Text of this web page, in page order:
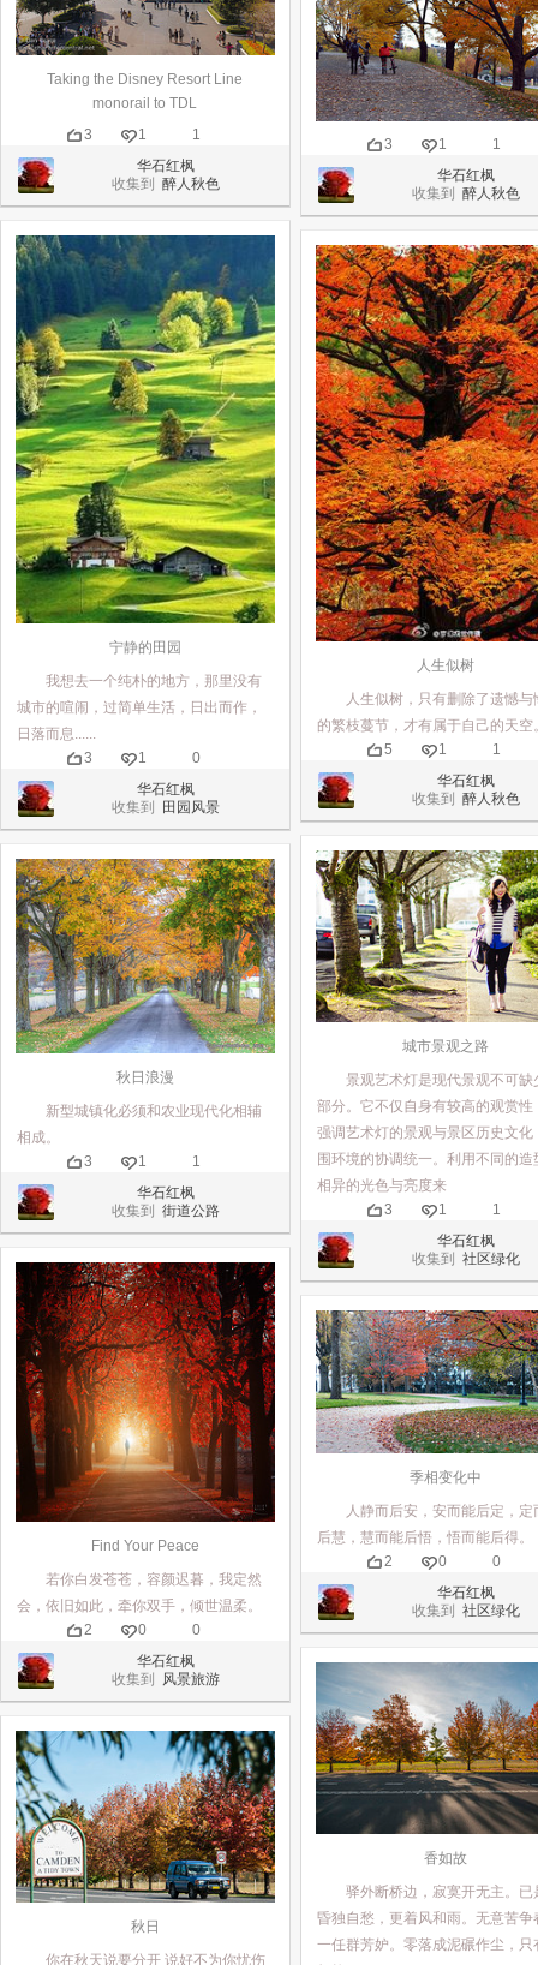
Taking the Disney Resort Line
monorail to TDL
3
1
1
华石红枫
收集到醉人秋色
宁静的田园
我想去一个纯朴的地方，那里没有
城市的喧闹，过简单生活，日出而作，
日落而息......
3
1
0
华石红枫
收集到 田园风景
秋日浪漫
新型城镇化必须和农业现代化相辅
相成。
3
1
1
华石红枫
收集到街道公路
Find Your Peace
若你白发苍苍，容颜迟暮，我定然
会，依旧如此，牵你双手，倾世温柔。
2
0
0
华石红枫
收集到 风景旅游
秋日
你在秋天说要分开 说好不为你忧伤
3 1
1
华石红枫
收集到醉人秋色
人生似树
人生似树，只有删除了遗憾与
的繁枝蔓节，才有属于自己的天空
5
1
1
华石红枫
收集到醉人秋色
城市景观之路
景观艺术灯是现代景观不可缺
部分。它不仅自身有较高的观赏性
强调艺术灯的景观与景区历史文化
围环境的协调统一。利用不同的造
相异的光色与亮度来
3
1
1
华石红枫
收集到社区绿化
季相变化中
人静而后安，安而能后定，定
后慧，慧而能后悟，悟而能后得。
2
0
0
华石红枫
收集到社区绿化
香如故
驿外断桥边，寂寞开无主。已
昏独自愁，更着风和雨。无意苦争
一任群芳妒。零落成泥碾作尘，只